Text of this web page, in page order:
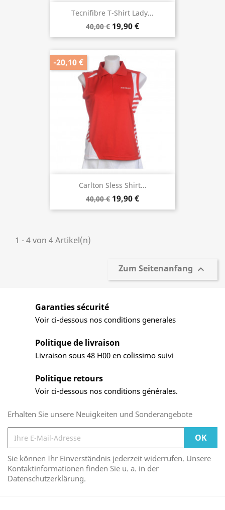
Tecnifibre T-Shirt Lady...
40,00 € 19,90 €
Carlton Sless Shirt...
40,00 € 19,90 €
-20,10 €
1 - 4 von 4 Artikel(n)
Zum Seitenanfang 
Garanties sécurité
Voir ci-dessous nos conditions generales
Politique de livraison
Livraison sous 48 H00 en colissimo suivi
Politique retours
Voir ci-dessous nos conditions générales.
Erhalten Sie unsere Neuigkeiten und Sonderangebote
Sie können Ihr Einverständnis jederzeit widerrufen. Unsere
Kontaktinformationen finden Sie u. a. in der
Datenschutzerklärung.